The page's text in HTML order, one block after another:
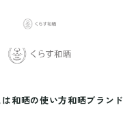
和晒の使い方 和晒ブランド